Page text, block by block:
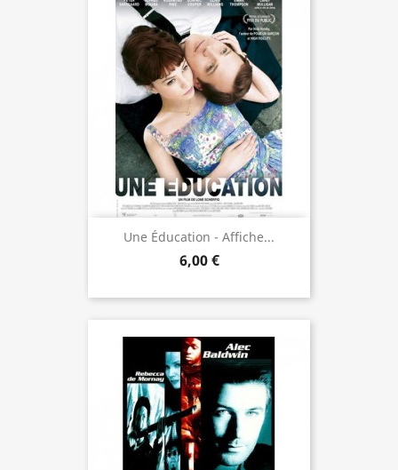
Une Éducation - Affiche...
6,00 €